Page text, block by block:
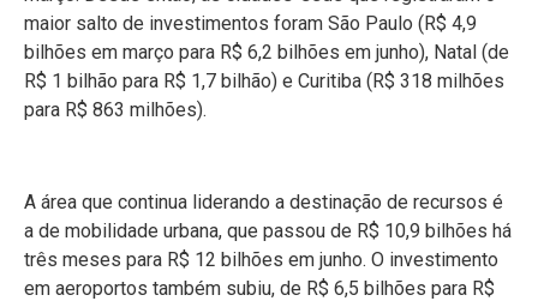
maior salto de investimentos foram São Paulo (R$ 4,9
bilhões em março para R$ 6,2 bilhões em junho), Natal (de
R$ 1 bilhão para R$ 1,7 bilhão) e Curitiba (R$ 318 milhões
para R$ 863 milhões).
A área que continua liderando a destinação de recursos é
a de mobilidade urbana, que passou de R$ 10,9 bilhões há
três meses para R$ 12 bilhões em junho. O investimento
em aeroportos também subiu, de R$ 6,5 bilhões para R$